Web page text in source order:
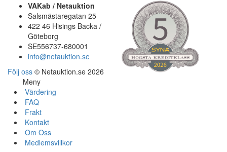
VAKab / Netauktion
Salsmästaregatan 25
422 46 Hisings Backa /
Göteborg
SE556737-680001
info@netauktion.se
Följ oss © Netauktion.se 2026
Meny
Värdering
FAQ
Frakt
Kontakt
Om Oss
Medlemsvillkor